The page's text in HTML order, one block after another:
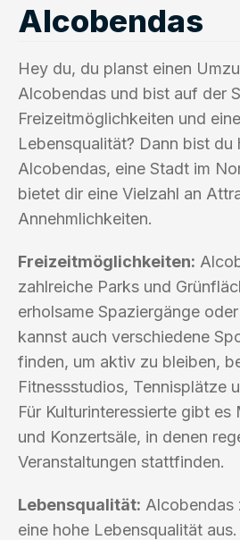
Alcobendas
Hey du, du planst einen
Alcobendas und bist auf der
Freizeitmöglichkeiten und
Lebensqualität? Dann bist du
Alcobendas, eine Stadt im
bietet dir eine Vielzahl an
Annehmlichkeiten.
Freizeitmöglichkeiten:
zahlreiche Parks und
erholsame Spaziergänge
kannst auch verschiedene
finden, um aktiv zu bleiben,
Fitnessstudios, Tennisplätze
Für Kulturinteressierte gibt es
und Konzertsäle, in denen
Veranstaltungen stattfinden.
Lebensqualität: Alcobendas
eine hohe Lebensqualität